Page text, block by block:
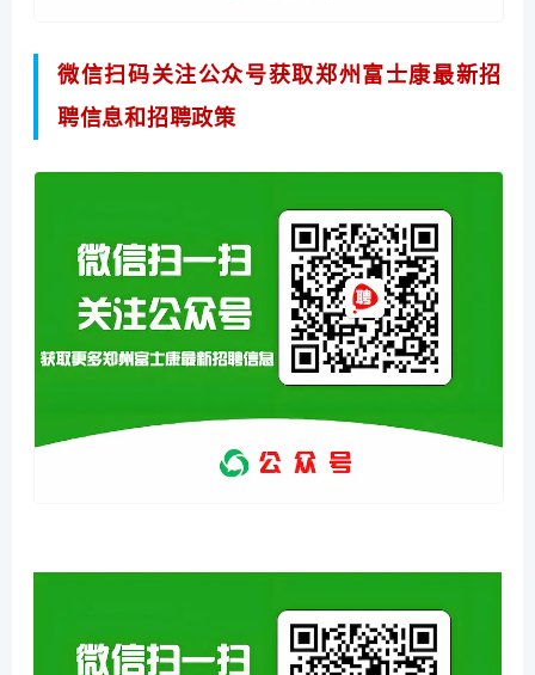
微信扫码关注公众号获取郑州富士康最新招
聘信息和招聘政策